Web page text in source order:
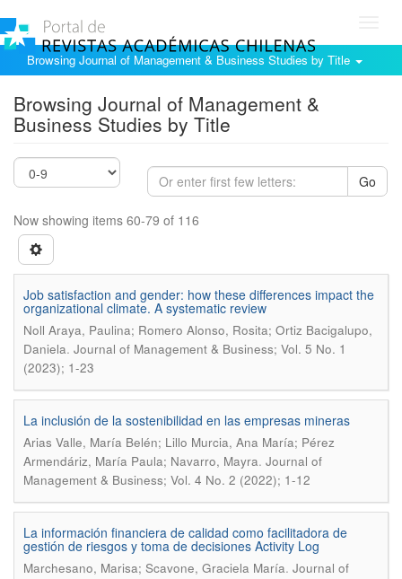
Browsing Journal of Management & Business Studies by Title
Browsing Journal of Management &
Business Studies by Title
Go
Now showing items 60-79 of 116
Job satisfaction and gender: how these differences impact the
organizational climate. A systematic review
Noll Araya, Paulina; Romero Alonso, Rosita; Ortiz Bacigalupo,
Daniela. Journal of Management & Business; Vol. 5 No. 1
(2023); 1-23
La inclusión de la sostenibilidad en las empresas mineras
Arias Valle, María Belén; Lillo Murcia, Ana María; Pérez
Armendáriz, María Paula; Navarro, Mayra. Journal of
Management & Business; Vol. 4 No. 2 (2022); 1-12
La información financiera de calidad como facilitadora de
gestión de riesgos y toma de decisiones Activity Log
Marchesano, Marisa; Scavone, Graciela María. Journal of